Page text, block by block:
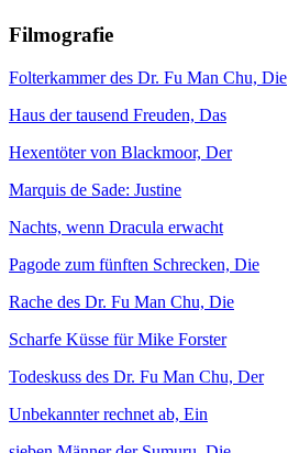
Filmografie
Folterkammer des Dr. Fu Man Chu, Die
Haus der tausend Freuden, Das
Hexentöter von Blackmoor, Der
Marquis de Sade: Justine
Nachts, wenn Dracula erwacht
Pagode zum fünften Schrecken, Die
Rache des Dr. Fu Man Chu, Die
Scharfe Küsse für Mike Forster
Todeskuss des Dr. Fu Man Chu, Der
Unbekannter rechnet ab, Ein